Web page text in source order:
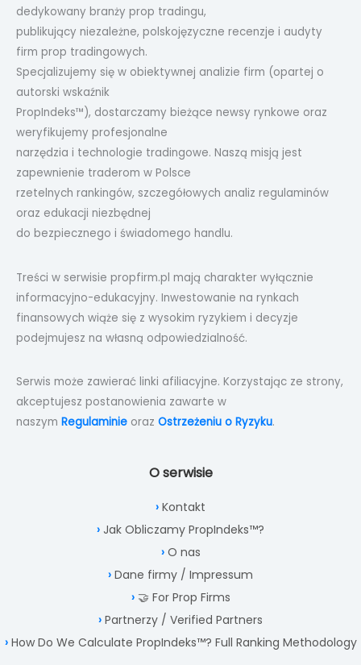
dedykowany branży prop tradingu,
publikujący niezależne, polskojęzyczne recenzje i audyty
firm prop tradingowych.
Specjalizujemy się w obiektywnej analizie firm (opartej o
autorski wskaźnik
PropIndeks™), dostarczamy bieżące newsy rynkowe oraz
weryfikujemy profesjonalne
narzędzia i technologie tradingowe. Naszą misją jest
zapewnienie traderom w Polsce
rzetelnych rankingów, szczegółowych analiz regulaminów
oraz edukacji niezbędnej
do bezpiecznego i świadomego handlu.
Treści w serwisie propfirm.pl mają charakter wyłącznie
informacyjno-edukacyjny. Inwestowanie na rynkach
finansowych wiąże się z wysokim ryzykiem i decyzje
podejmujesz na własną odpowiedzialność.
Serwis może zawierać linki afiliacyjne. Korzystając ze strony,
akceptujesz postanowienia zawarte w
naszym Regulaminie oraz Ostrzeżeniu o Ryzyku.
O serwisie
Kontakt
Jak Obliczamy PropIndeks™?
O nas
Dane firmy / Impressum
🤝 For Prop Firms
Partnerzy / Verified Partners
How Do We Calculate PropIndeks™? Full Ranking Methodology